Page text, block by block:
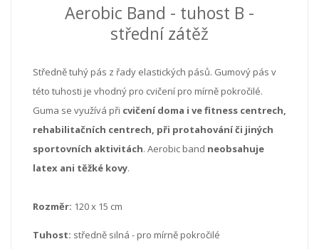
Aerobic Band - tuhost B -
střední zátěž
Středně tuhý pás z řady elastických pásů. Gumový pás v
této tuhosti je vhodný pro cvičení pro mírně pokročilé.
Guma se využívá při cvičení doma i ve fitness centrech,
rehabilitačních centrech, při protahování či jiných
sportovních aktivitách. Aerobic band neobsahuje
latex ani těžké kovy.
Rozměr: 120 x 15 cm
Tuhost: středně silná - pro mírně pokročilé